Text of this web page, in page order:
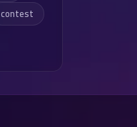
contest